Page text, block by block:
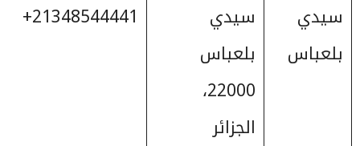
سيدي
بلعباس
سيدي
22000،
الجزائر
‎+21348544441